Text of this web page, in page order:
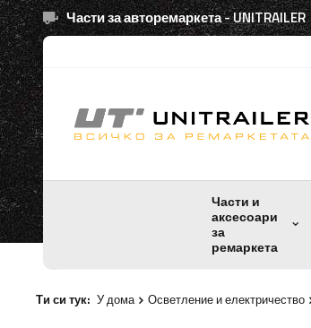
Части за авторемаркета - UNITRAILER
Части и
аксесоари
за
ремаркета
Ти си тук: У дома Осветление и електричество